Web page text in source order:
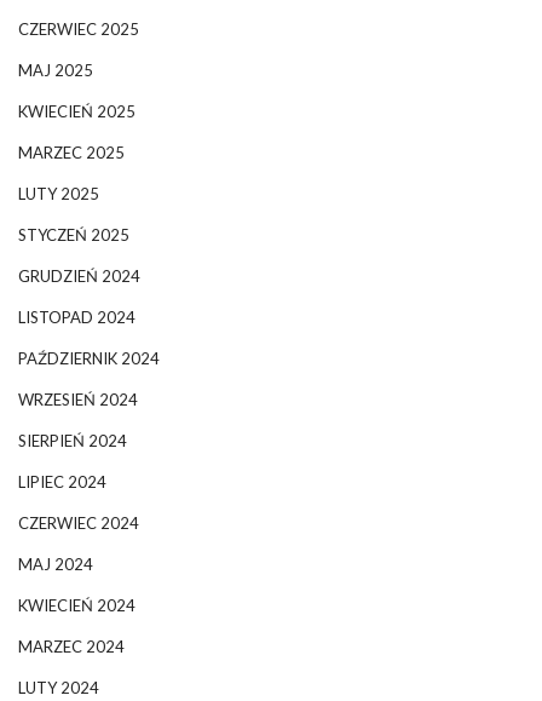
CZERWIEC 2025
MAJ 2025
KWIECIEŃ 2025
MARZEC 2025
LUTY 2025
STYCZEŃ 2025
GRUDZIEŃ 2024
LISTOPAD 2024
PAŹDZIERNIK 2024
WRZESIEŃ 2024
SIERPIEŃ 2024
LIPIEC 2024
CZERWIEC 2024
MAJ 2024
KWIECIEŃ 2024
MARZEC 2024
LUTY 2024